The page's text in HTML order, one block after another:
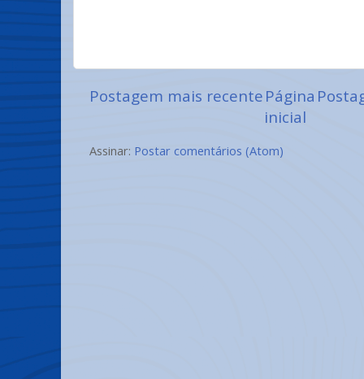
Postagem mais recentePágina
inicial
Assinar: Postar comentários (Atom)